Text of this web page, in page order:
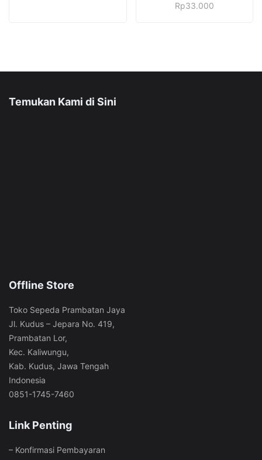
Rp33.000
Temukan Kami di Sini
Offline Store
Toko Sepeda Prambatan Jaya
Jl. Kudus – Jepara No. 419,
Prambatan Lor,
Kec. Kaliwungu,
Kab. Kudus, Jawa Tengah
Indonesia
0851-1745-7460
Link Penting
– Konfirmasi Pembayaran